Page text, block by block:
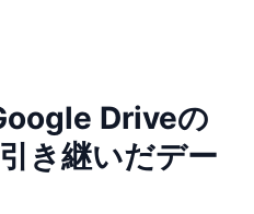
Driveの
き継いだデー